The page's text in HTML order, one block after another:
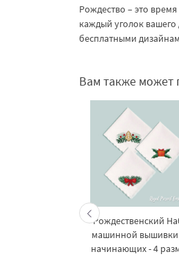
Рождество – это
каждый уголок
бесплатными
Вам также может
Рождественский
машинной вышивки
начинающих - 4